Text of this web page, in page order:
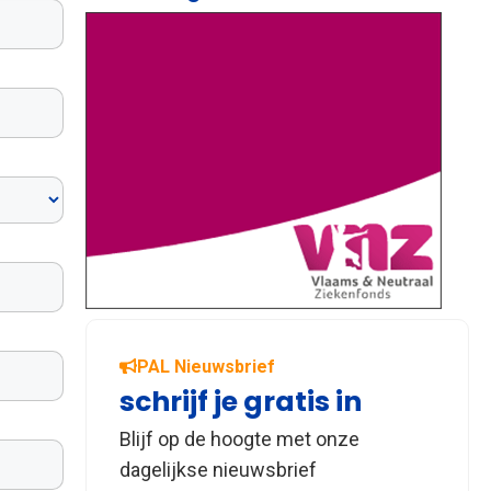
PAL Nieuwsbrief
schrijf je gratis in
Blijf op de hoogte met onze
dagelijkse nieuwsbrief